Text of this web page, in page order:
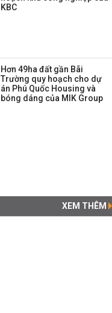
KBC
Hơn 49ha đất gần Bãi
Trường quy hoạch cho dự
án Phú Quốc Housing và
bóng dáng của MIK Group
XEM THÊM